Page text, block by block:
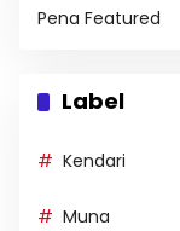
Pena Featured
Label
Kendari
Muna